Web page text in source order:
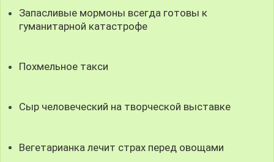
Запасливые мормоны всегда готовы к
гуманитарной катастрофе
Похмельное такси
Сыр человеческий на творческой выставке
Вегетарианка лечит страх перед овощами